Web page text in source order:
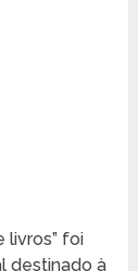
livros” foi
destinado à